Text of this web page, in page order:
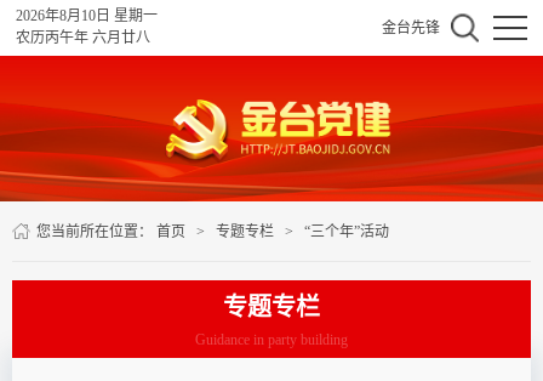
2026年8月10日 星期一
农历丙午年 六月廿八
金台先锋
您当前所在位置： 首页 > 专题专栏 > “三个年”活动
专题专栏
Guidance in party building